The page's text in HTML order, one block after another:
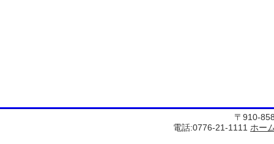
〒910-
電話:0776-21-1111 ホー